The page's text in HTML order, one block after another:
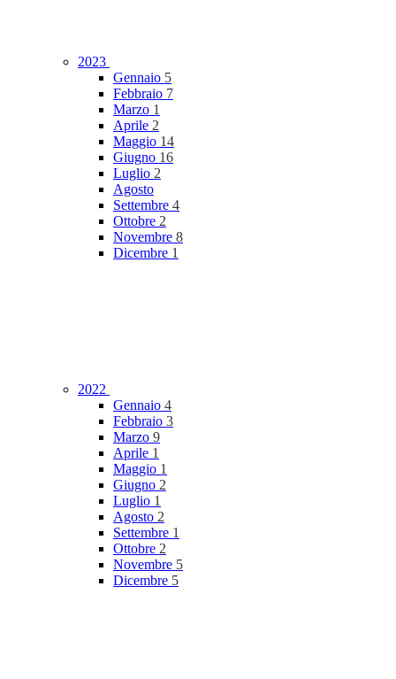
2023
Gennaio 5
Febbraio 7
Marzo 1
Aprile 2
Maggio 14
Giugno 16
Luglio 2
Agosto
Settembre 4
Ottobre 2
Novembre 8
Dicembre 1
2022
Gennaio 4
Febbraio 3
Marzo 9
Aprile 1
Maggio 1
Giugno 2
Luglio 1
Agosto 2
Settembre 1
Ottobre 2
Novembre 5
Dicembre 5